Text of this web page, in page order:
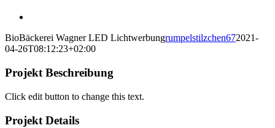
BioBäckerei Wagner LED Lichtwerbungrumpelstilzchen672021-
04-26T08:12:23+02:00
Projekt Beschreibung
Click edit button to change this text.
Projekt Details